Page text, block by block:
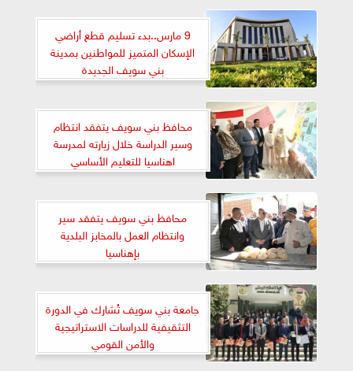
9 مارس..بدء تسليم قطع أراضي
الإسكان المتميز للمواطنين بمدينة
بني سويف الجديدة
محافظ بني سويف يتفقد انتظام
وسير الدراسة خلال زيارته لمدرسة
اهناسيا للتعليم الأساسي
محافظ بني سويف يتفقد سير
وانتظام العمل بالمخابز البلدية
بإهناسيا
جامعة بني سويف تُشارك في الدورة
التثقيفية للدراسات الاستراتيجية
والأمن القومي